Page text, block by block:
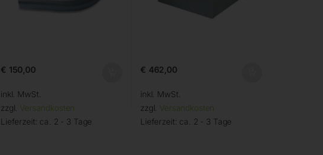
€ 150,00
inkl. MwSt.
zzgl. Versandkosten
Lieferzeit: ca. 2 - 3 Tage
€ 462,00
inkl. MwSt.
zzgl. Versandkosten
Lieferzeit: ca. 2 - 3 Tage